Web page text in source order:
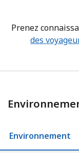
Prenez
des
Environnement